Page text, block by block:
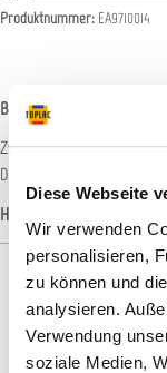
Diese Webseite
Wir verwenden
personalisieren,
zu können und
analysieren.
Verwendung
soziale Medien,
Produktnummer: EA9710014
Beschreibung
Zwischenpad für Buflex
Durchmessers D152 mm
Hersteller-Informationen
Produktgalerie
Passendes Zubehör